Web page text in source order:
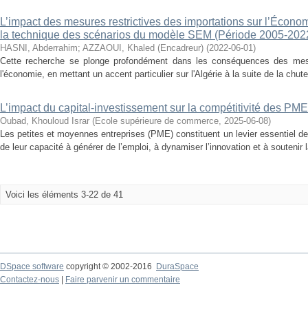
L’impact des mesures restrictives des importations sur
la technique des scénarios du modèle SEM (Période 2005-
HASNI, Abderrahim; AZZAOUI, Khaled (Encadreur) (2022-06-01)
Cette recherche se plonge profondément dans les conséquences des
l'économie, en mettant un accent particulier sur l'Algérie à la suite de la
L’impact du capital-investissement sur la compétitivité des
Oubad, Khouloud Israr (Ecole supérieure de commerce, 2025-06-08)
Les petites et moyennes entreprises (PME) constituent un levier essentiel
de leur capacité à générer de l’emploi, à dynamiser l’innovation et à
Voici les éléments 3-22 de 41
DSpace software copyright © 2002-2016
DuraSpace
Contactez-nous
Faire parvenir un commentaire